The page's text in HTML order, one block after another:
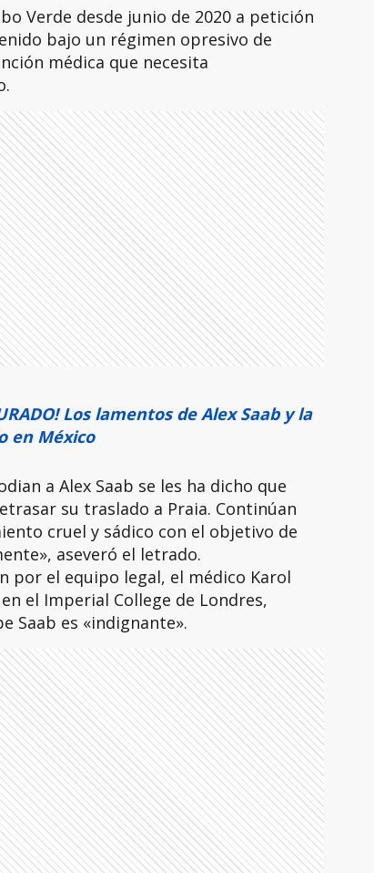
Verde desde junio de 2020 a petición
bajo un régimen opresivo de
médica que necesita
Los lamentos de Alex Saab y la
en México
a Alex Saab se les ha dicho que
su traslado a Praia. Continúan
cruel y sádico con el objetivo de
aseveró el letrado.
por el equipo legal, el médico Karol
el Imperial College de Londres,
Saab es «indignante».